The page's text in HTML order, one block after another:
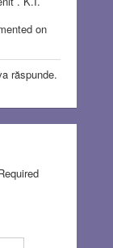
on
răspunde.